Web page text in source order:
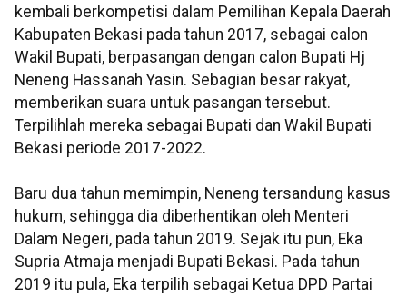
kembali berkompetisi dalam Pemilihan Kepala Daerah
Kabupaten Bekasi pada tahun 2017, sebagai calon
Wakil Bupati, berpasangan dengan calon Bupati Hj
Neneng Hassanah Yasin. Sebagian besar rakyat,
memberikan suara untuk pasangan tersebut.
Terpilihlah mereka sebagai Bupati dan Wakil Bupati
Bekasi periode 2017-2022.
Baru dua tahun memimpin, Neneng tersandung kasus
hukum, sehingga dia diberhentikan oleh Menteri
Dalam Negeri, pada tahun 2019. Sejak itu pun, Eka
Supria Atmaja menjadi Bupati Bekasi. Pada tahun
2019 itu pula, Eka terpilih sebagai Ketua DPD Partai